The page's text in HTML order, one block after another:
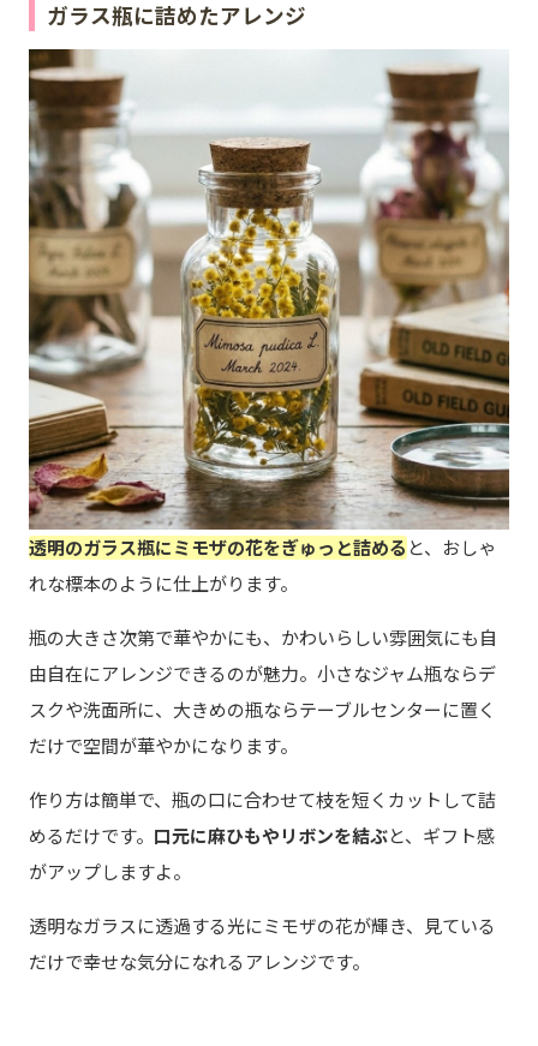
ガラス瓶に詰めたアレンジ
透明のガラス瓶にミモザの花をぎゅっと詰める と、おしゃ
れな標本のように仕上がります。
瓶の大きさ次第で華やかにも、かわいらしい雰囲気にも自
由自在にアレンジできるのが魅力。小さなジャム瓶ならデ
スクや洗面所に、大きめの瓶ならテーブルセンターに置く
だけで空間が華やかになります。
作り方は簡単で、瓶の口に合わせて枝を短くカットして詰
めるだけです。 口元に麻ひもやリボンを結ぶと、ギフト感
がアップしますよ。
透明なガラスに透過する光にミモザの花が輝き、見ている
だけで幸せな気分になれるアレンジです。